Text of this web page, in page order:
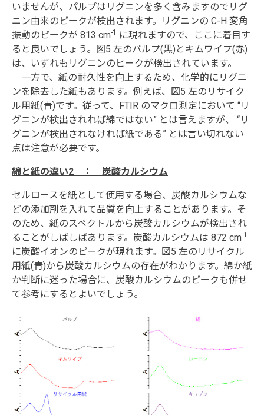
いませんが、パルプはリグニンを多く含みますのでリグ
ニン由来のピークが検出されます。リグニンの C-H 変角
振動のピークが 813 cm-1
に現れますので、ここに着目す
ると良いでしょう。図5 左のパルプ(黒)とキムワイプ(赤)
は、いずれもリグニンのピークが検出されています。
一方で、紙の耐久性を向上するため、化学的にリグニ
ンを除去した紙もあります。例えば、図5 左のリサイク
ル用紙(青)です。従って、FTIR のマクロ測定において “リ
グニンが検出されれば綿ではない” とは言えますが、 “リ
グニンが検出されなければ紙である” とは言い切れない
点は注意が必要です。
綿と紙の違い2 ： 炭酸カルシウム
セルロースを紙として使用する場合、炭酸カルシウムな
どの添加剤を入れて品質を向上することがあります。そ
のため、紙のスペクトルから炭酸カルシウムが検出され
ることがしばしばあります。炭酸カルシウムは 872 cm-1
に炭酸イオンのピークが現れます。図5 左のリサイクル
用紙(青)から炭酸カルシウムの存在がわかります。綿か紙
か判断に迷った場合に、炭酸カルシウムのピークも併せ
て参考にするとよいでしょう。